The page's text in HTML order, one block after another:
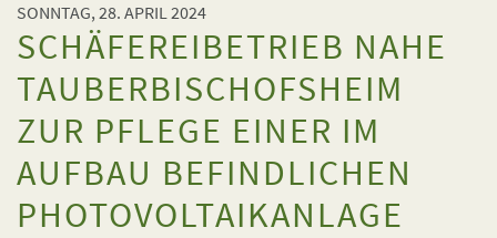
SONNTAG, 28. APRIL 2024
SCHÄFEREIBETRIEB NAHE
TAUBERBISCHOFSHEIM
ZUR PFLEGE EINER IM
AUFBAU BEFINDLICHEN
PHOTOVOLTAIKANLAGE